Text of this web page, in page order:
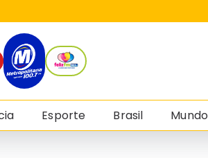
Esporte Brasil Mundo